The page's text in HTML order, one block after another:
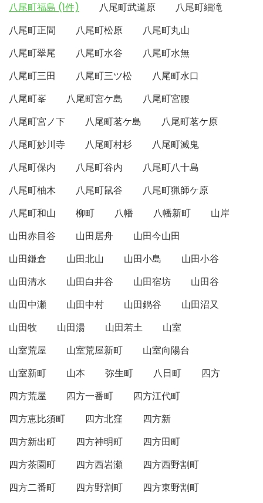
八尾町福島 (1件)
八尾町武道原
八尾町細滝
八尾町正間
八尾町松原
八尾町丸山
八尾町翠尾
八尾町水谷
八尾町水無
八尾町三田
八尾町三ツ松
八尾町水口
八尾町峯
八尾町宮ケ島
八尾町宮腰
八尾町宮ノ下
八尾町茗ケ島
八尾町茗ケ原
八尾町妙川寺
八尾町村杉
八尾町滅鬼
八尾町保内
八尾町谷内
八尾町八十島
八尾町柚木
八尾町鼠谷
八尾町猟師ケ原
八尾町和山
柳町 八幡 八幡新町
山岸
山田赤目谷
山田居舟
山田今山田
山田鎌倉
山田北山 山田小島
山田小谷
山田清水
山田白井谷 山田宿坊
山田谷
山田中瀬
山田中村 山田鍋谷
山田沼又
山田牧
山田湯 山田若土
山室
山室荒屋
山室荒屋新町
山室向陽台
山室新町
山本 弥生町 八日町
四方
四方荒屋
四方一番町
四方江代町
四方恵比須町
四方北窪
四方新
四方新出町
四方神明町
四方田町
四方茶園町
四方西岩瀬
四方西野割町
四方二番町
四方野割町
四方東野割町